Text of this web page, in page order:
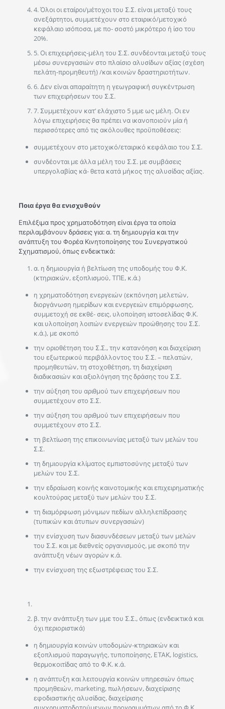
4. Όλοι οι εταίροι/μέτοχοι του Σ.Σ. είναι μεταξύ τους
ανεξάρτητοι, συμμετέχουν στο εταιρικό/μετοχικό
κεφάλαιο ισόποσα, με πο- σοστό μικρότερο ή ίσο του
20%.
5. Οι επιχειρήσεις-μέλη του Σ.Σ. συνδέονται μεταξύ τους
μέσω συνεργασιών στο πλαίσιο αλυσίδων αξίας (σχέση
πελάτη-προμηθευτή) /και κοινών δραστηριοτήτων.
6. Δεν είναι απαραίτητη η γεωγραφική συγκέντρωση
των επιχειρήσεων του Σ.Σ.
7. Συμμετέχουν κατ’ ελάχιστο 5 μμε ως μέλη. Οι εν
λόγω επιχειρήσεις θα πρέπει να ικανοποιούν μία ή
περισσότερες από τις ακόλουθες προϋποθέσεις:
συμμετέχουν στο μετοχικό/εταιρικό κεφάλαιο του Σ.Σ.
συνδέονται με άλλα μέλη του Σ.Σ. με συμβάσεις
υπεργολαβίας κά- θετα κατά μήκος της αλυσίδας αξίας.
Ποια έργα θα ενισχυθούν
Επιλέξιμα προς χρηματοδότηση είναι έργα τα οποία
περιλαμβάνουν δράσεις για: α. τη δημιουργία και την
ανάπτυξη του Φορέα Κινητοποίησης του Συνεργατικού
Σχηματισμού, όπως ενδεικτικά:
α. η δημιουργία ή βελτίωση της υποδομής του Φ.Κ.
(κτηριακών, εξοπλισμού, ΤΠΕ, κ.ά.)
η χρηματοδότηση ενεργειών (εκπόνηση μελετών,
διοργάνωση ημερίδων και ενεργειών επιμόρφωσης,
συμμετοχή σε εκθέ- σεις, υλοποίηση ιστοσελίδας Φ.Κ.
και υλοποίηση λοιπών ενεργειών προώθησης του Σ.Σ.
κ.ά.), με σκοπό
την οριοθέτηση του Σ.Σ., την κατανόηση και διαχείριση
του εξωτερικού περιβάλλοντος του Σ.Σ. – πελατών,
προμηθευτών, τη στοχοθέτηση, τη διαχείριση
διαδικασιών και αξιολόγηση της δράσης του Σ.Σ.
την αύξηση του αριθμού των επιχειρήσεων που
συμμετέχουν στο Σ.Σ.
την αύξηση του αριθμού των επιχειρήσεων που
συμμετέχουν στο Σ.Σ.
τη βελτίωση της επικοινωνίας μεταξύ των μελών του
Σ.Σ.
τη δημιουργία κλίματος εμπιστοσύνης μεταξύ των
μελών του Σ.Σ.
την εδραίωση κοινής καινοτομικής και επιχειρηματικής
κουλτούρας μεταξύ των μελών του Σ.Σ.
τη διαμόρφωση μόνιμων πεδίων αλληλεπίδρασης
(τυπικών και άτυπων συνεργασιών)
την ενίσχυση των διασυνδέσεων μεταξύ των μελών
του Σ.Σ. και με διεθνείς οργανισμούς, με σκοπό την
ανάπτυξη νέων αγορών κ.ά.
την ενίσχυση της εξωστρέφειας του Σ.Σ.
β. την ανάπτυξη των μμε του Σ.Σ., όπως (ενδεικτικά και
όχι περιοριστικά)
η δημιουργία κοινών υποδομών-κτηριακών και
εξοπλισμού παραγωγής, τυποποίησης, ΕΤΑΚ, logistics,
θερμοκοιτίδας από το Φ.Κ. κ.ά.
η ανάπτυξη και λειτουργία κοινών υπηρεσιών όπως
προμηθειών, marketing, πωλήσεων, διαχείρισης
εφοδιαστικής αλυσίδας, διαχείρισης